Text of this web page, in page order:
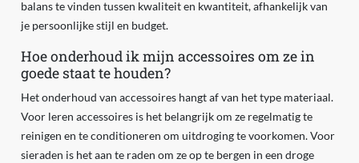
balans te vinden tussen kwaliteit en kwantiteit, afhankelijk van
je persoonlijke stijl en budget.
Hoe onderhoud ik mijn accessoires om ze in
goede staat te houden?
Het onderhoud van accessoires hangt af van het type materiaal.
Voor leren accessoires is het belangrijk om ze regelmatig te
reinigen en te conditioneren om uitdroging te voorkomen. Voor
sieraden is het aan te raden om ze op te bergen in een droge